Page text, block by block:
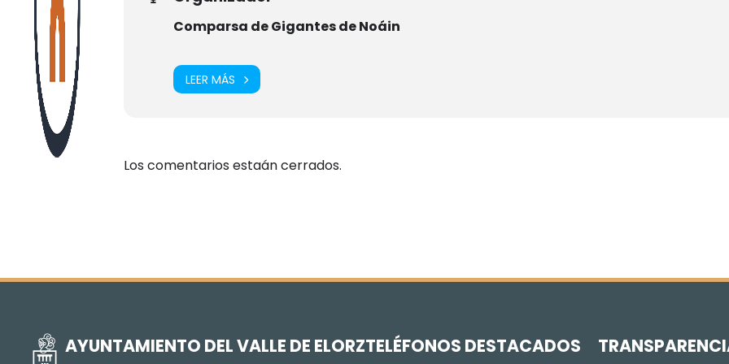
Comparsa de Gigantes de Noáin
LEER MÁS
Los comentarios estaán cerrados.
AYUNTAMIENTO DEL VALLE DE ELORZTELÉFONOS DESTACADOS